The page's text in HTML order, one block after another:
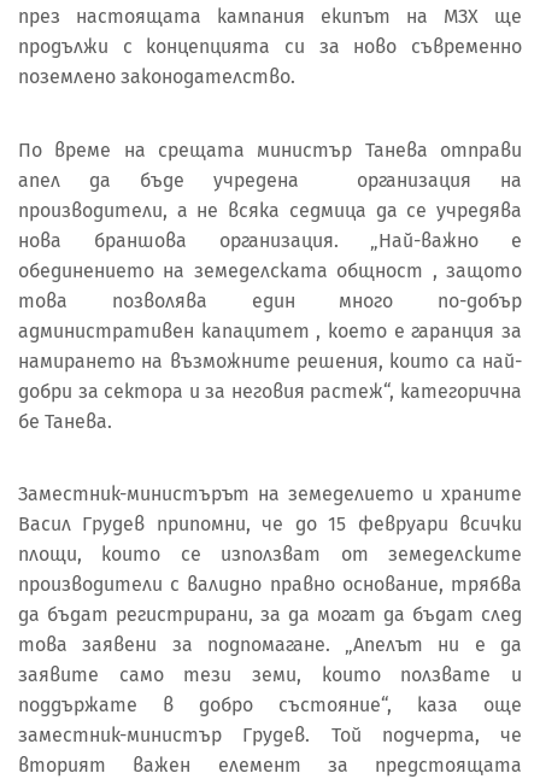
през настоящата кампания екипът на МЗХ ще
продължи с концепцията си за ново съвременно
поземлено законодателство.
По време на срещата министър Танева отправи
апел да бъде учредена организация на
производители, а не всяка седмица да се учредява
нова браншова организация. „Най-важно е
обединението на земеделската общност , защото
това позволява един много по-добър
административен капацитет , което е гаранция за
намирането на възможните решения, които са най-
добри за сектора и за неговия растеж“, категорична
бе Танева.
Заместник-министърът на земеделието и храните
Васил Грудев припомни, че до 15 февруари всички
площи, които се използват от земеделските
производители с валидно правно основание, трябва
да бъдат регистрирани, за да могат да бъдат след
това заявени за подпомагане. „Апелът ни е да
заявите само тези земи, които ползвате и
поддържате в добро състояние“, каза още
заместник-министър Грудев. Той подчерта, че
вторият важен елемент за предстоящата